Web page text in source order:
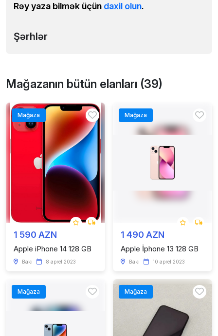
Rəy yaza bilmək üçün daxil olun.
Şərhlər
Mağazanın bütün elanları (39)
Mağaza
1 590 AZN
Apple iPhone 14 128 GB
Bakı 8 aprel 2023
Mağaza
1 490 AZN
Apple İphone 13 128 GB
Bakı 10 aprel 2023
Mağaza Mağaza